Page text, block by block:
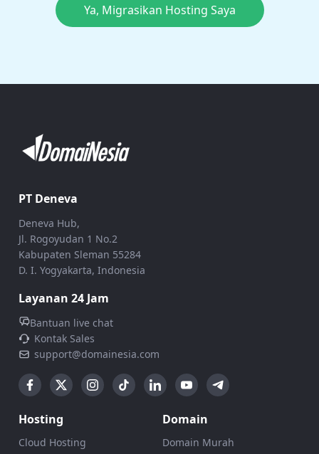
Ya, Migrasikan Hosting Saya
PT Deneva
Deneva Hub,
Jl. Rogoyudan 1 No.2
Kabupaten Sleman 55284
D. I. Yogyakarta, Indonesia
Layanan 24 Jam
Bantuan live chat
Kontak Sales
support@domainesia.com
Hosting
Cloud Hosting
Domain
Domain Murah